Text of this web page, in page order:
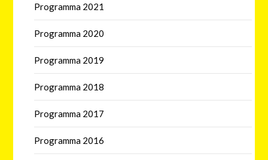
Programma 2021
Programma 2020
Programma 2019
Programma 2018
Programma 2017
Programma 2016